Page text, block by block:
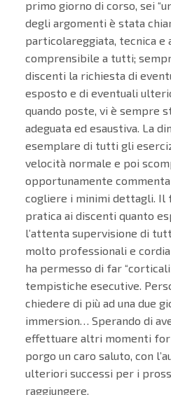
primo giorno di corso, sei
degli argomenti è stata
particolareggiata, tecnica e
comprensibile a tutti;
discenti la richiesta di
esposto e di eventuali
quando poste, vi è sempre
adeguata ed esaustiva. La
esemplare di tutti gli
velocità normale e poi
opportunamente
cogliere i minimi dettagli.
pratica ai discenti quanto
l’attenta supervisione di
molto professionali e
ha permesso di far
tempistiche esecutive.
chiedere di più ad una due
immersion… Sperando di
effettuare altri momenti
porgo un caro saluto, con
ulteriori successi per i
raggiungere.